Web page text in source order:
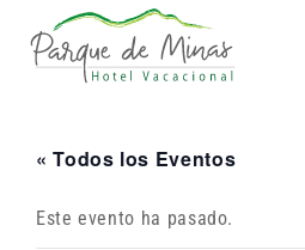
« Todos los Eventos
Este evento ha pasado.